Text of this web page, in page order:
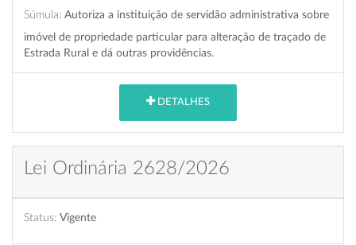
Súmula: Autoriza a instituição de servidão administrativa sobre
imóvel de propriedade particular para alteração de traçado de
Estrada Rural e dá outras providências.
DETALHES
Lei Ordinária 2628/2026
Status: Vigente